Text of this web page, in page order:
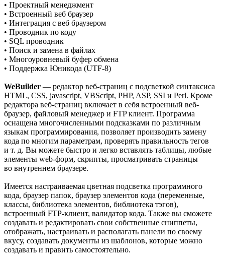
• Проектный менеджмент
• Встроенный веб браузер
• Интеграция с веб браузером
• Проводник по коду
• SQL проводник
• Поиск и замена в файлах
• Многоуровневый буфер обмена
• Поддержка Юникода (UTF-8)
WeBuilder — редактор веб-страниц с подсветкой синтаксиса
HTML, CSS, javascript, VBScript, PHP, ASP, SSI и Perl. Кроме
редактора веб-страниц включает в себя встроенный веб-
браузер, файловый менеджер и FTP клиент. Программа
оснащена многочисленными подсказками по различным
языкам программирования, позволяет производить замену
кода по многим параметрам, проверять правильность тегов
и т. д. Вы можете быстро и легко вставлять таблицы, любые
элементы web-форм, скрипты, просматривать страницы
во внутреннем браузере.
Имеется настраиваемая цветная подсветка программного
кода, браузер папок, браузер элементов кода (переменные,
классы, библиотека элементов, библиотека тэгов),
встроенный FTP-клиент, валидатор кода. Также вы сможете
создавать и редактировать свои собственные сниппеты,
отображать, настраивать и располагать панели по своему
вкусу, создавать документы из шаблонов, которые можно
создавать и править самостоятельно.